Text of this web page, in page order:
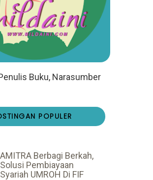
Buku, Narasumber
POPULER
AMITRA Berbagi Berkah,
Solusi Pembiayaan
Syariah UMROH Di FIF